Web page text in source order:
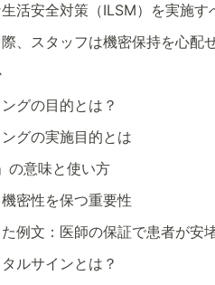
活安全対策（ILSM）を実施す
、スタッフは機密保持を心配
グの目的とは？
グの実施目的とは
の意味と使い方
密性を保つ重要性
た例文：医師の保証で患者が安
ルサインとは？